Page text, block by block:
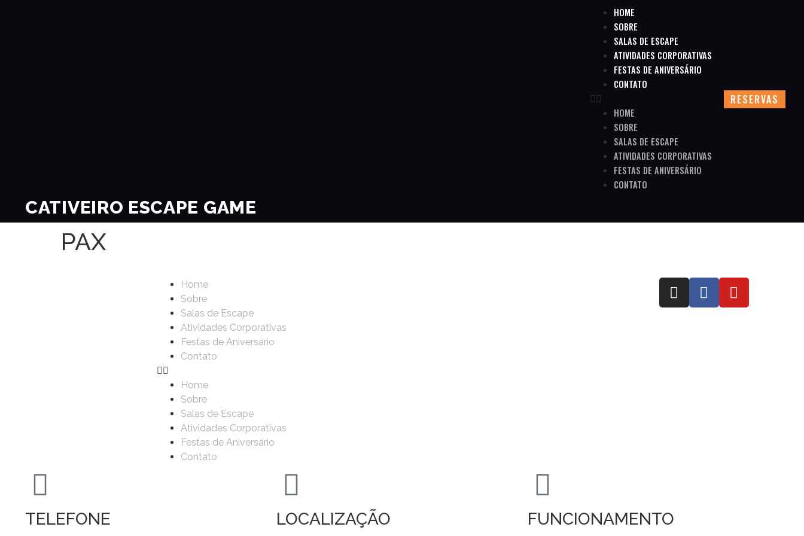
HOME
SOBRE
SALAS DE ESCAPE
ATIVIDADES CORPORATIVAS
FESTAS DE ANIVERSÁRIO
CONTATO
HOME
SOBRE
SALAS DE ESCAPE
ATIVIDADES CORPORATIVAS
FESTAS DE ANIVERSÁRIO
CONTATO
RESERVAS
CATIVEIRO ESCAPE GAME
PAX
Home
Sobre
Salas de Escape
Atividades Corporativas
Festas de Aniversário
Contato
Home
Sobre
Salas de Escape
Atividades Corporativas
Festas de Aniversário
Contato
TELEFONE LOCALIZAÇÃO FUNCIONAMENTO